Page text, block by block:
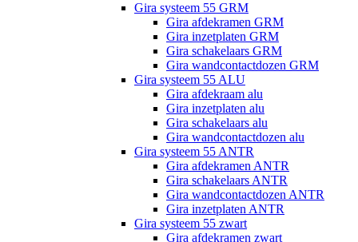
Gira systeem 55 GRM
Gira afdekramen GRM
Gira inzetplaten GRM
Gira schakelaars GRM
Gira wandcontactdozen GRM
Gira systeem 55 ALU
Gira afdekraam alu
Gira inzetplaten alu
Gira schakelaars alu
Gira wandcontactdozen alu
Gira systeem 55 ANTR
Gira afdekramen ANTR
Gira schakelaars ANTR
Gira wandcontactdozen ANTR
Gira inzetplaten ANTR
Gira systeem 55 zwart
Gira afdekramen zwart